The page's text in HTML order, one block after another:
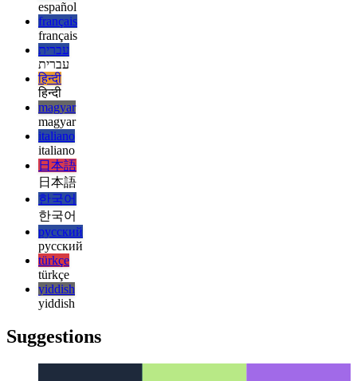
Άνοιγμα ≠ άνοιγμα
ανοιχτής επιστήμης